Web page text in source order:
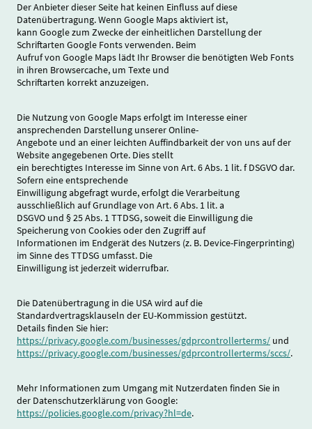
Der Anbieter dieser Seite hat keinen Einfluss auf diese
Datenübertragung. Wenn Google Maps aktiviert ist,
kann Google zum Zwecke der einheitlichen Darstellung der
Schriftarten Google Fonts verwenden. Beim
Aufruf von Google Maps lädt Ihr Browser die benötigten Web Fonts
in ihren Browsercache, um Texte und
Schriftarten korrekt anzuzeigen.
Die Nutzung von Google Maps erfolgt im Interesse einer
ansprechenden Darstellung unserer Online-
Angebote und an einer leichten Auffindbarkeit der von uns auf der
Website angegebenen Orte. Dies stellt
ein berechtigtes Interesse im Sinne von Art. 6 Abs. 1 lit. f DSGVO dar.
Sofern eine entsprechende
Einwilligung abgefragt wurde, erfolgt die Verarbeitung
ausschließlich auf Grundlage von Art. 6 Abs. 1 lit. a
DSGVO und § 25 Abs. 1 TTDSG, soweit die Einwilligung die
Speicherung von Cookies oder den Zugriff auf
Informationen im Endgerät des Nutzers (z. B. Device-Fingerprinting)
im Sinne des TTDSG umfasst. Die
Einwilligung ist jederzeit widerrufbar.
Die Datenübertragung in die USA wird auf die
Standardvertragsklauseln der EU-Kommission gestützt.
Details finden Sie hier:
https://privacy.google.com/businesses/gdprcontrollerterms/ und
https://privacy.google.com/businesses/gdprcontrollerterms/sccs/.
Mehr Informationen zum Umgang mit Nutzerdaten finden Sie in
der Datenschutzerklärung von Google:
https://policies.google.com/privacy?hl=de.